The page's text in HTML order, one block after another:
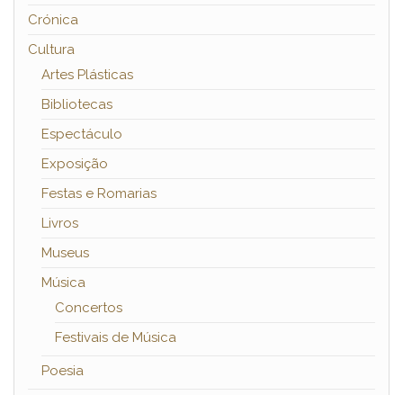
Crónica
Cultura
Artes Plásticas
Bibliotecas
Espectáculo
Exposição
Festas e Romarias
Livros
Museus
Música
Concertos
Festivais de Música
Poesia